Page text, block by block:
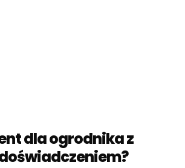
dla ogrodnika z